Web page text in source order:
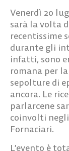
Venerdì 20
sarà la volta
recentissime
durante gli
infatti, sono
romana per
sepolture di
ancora. Le
parlarcene
coinvolti
Fornaciari.
L’evento è